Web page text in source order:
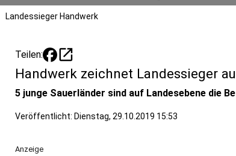
Landessieger Handwerk
Teilen: open_in_new
Handwerk zeichnet Landessieger
5 junge Sauerländer sind auf Landesebene die
Veröffentlicht: Dienstag, 29.10.2019 15:53
Anzeige